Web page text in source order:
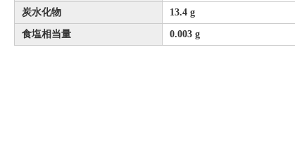
炭水化物 13.4 g
食塩相当量 0.003 g